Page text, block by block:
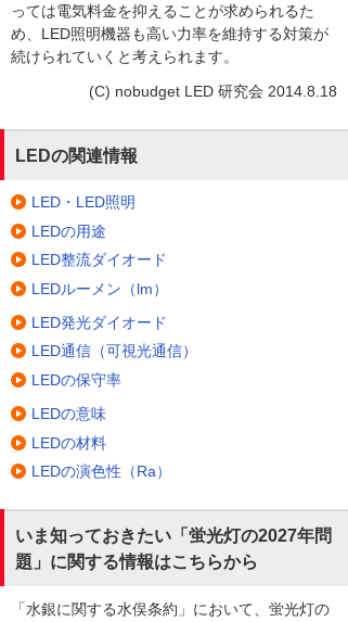
っては電気料金を抑えることが求められるた
め、LED照明機器も高い力率を維持する対策が
続けられていくと考えられます。
(C) nobudget LED 研究会 2014.8.18
LEDの関連情報
LED・LED照明
LEDの用途
LED整流ダイオード
LEDルーメン（lm）
LED発光ダイオード
LED通信（可視光通信）
LEDの保守率
LEDの意味
LEDの材料
LEDの演色性（Ra）
いま知っておきたい「蛍光灯の2027年問
題」に関する情報はこちらから
「水銀に関する水俣条約」において、蛍光灯の